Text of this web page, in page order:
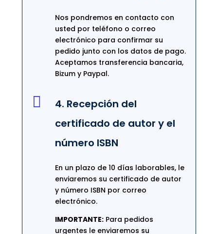
Nos pondremos en contacto con
usted por teléfono o correo
electrónico para confirmar su
pedido junto con los datos de pago.
Aceptamos transferencia bancaria,
Bizum y Paypal.

4. Recepción del
certificado de autor y el
número ISBN
En un plazo de 10 días laborables, le
enviaremos su certificado de autor
y número ISBN por correo
electrónico.
IMPORTANTE:Para pedidos
urgentes le enviaremos su